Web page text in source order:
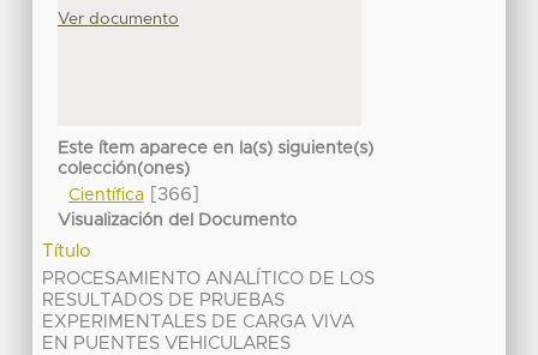
Ver documento
Este ítem aparece en la(s) siguiente(s)
colección(ones)
Científica[366]
Visualización del Documento
Título
PROCESAMIENTO ANALÍTICO DE LOS
RESULTADOS DE PRUEBAS
EXPERIMENTALES DE CARGA VIVA
EN PUENTES VEHICULARES